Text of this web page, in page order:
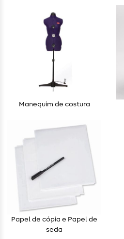
Manequim de costura
Papel de cópia e Papel de
seda